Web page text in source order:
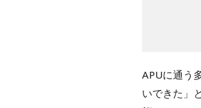
APUに通う
いできた」